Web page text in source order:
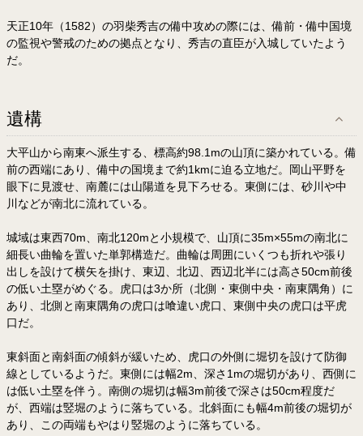
天正10年（1582）の羽柴秀吉の備中攻めの際には、備前・備中国境
の監視や警戒のための拠点となり、秀吉の直臣が入城していたよう
だ。
遺構
大平山から南東へ派生する、標高約98.1mの山頂に築かれている。備
前の西端にあり、備中の国境まで約1kmに迫る立地だ。岡山平野を
眼下に見渡せ、南麓には山陽道を見下ろせる。東側には、砂川や中
川などが南北に流れている。
城域は東西70m、南北120mと小規模で、山頂に35m×55mの南北に
細長い曲輪を置いた単郭構造だ。曲輪は周囲にいくつも折れや張り
出しを設けて横矢を掛け、東辺、北辺、西辺北半には高さ50cm前後
の低い土塁がめぐる。虎口は3か所（北側・東側中央・南東隅角）に
あり、北側と南東隅角の虎口は喰違い虎口、東側中央の虎口は平虎
口だ。
東斜面と南斜面の傾斜が緩いため、虎口の外側に堀切を設けて防御
線としているようだ。東側には幅2m、深さ1mの堀切があり、西側に
は低い土塁を伴う。南側の堀切は幅3m前後で深さは50cm程度だ
が、西端は竪堀のように落ちている。北斜面にも幅4m前後の堀切が
あり、この両端もやはり竪堀のように落ちている。